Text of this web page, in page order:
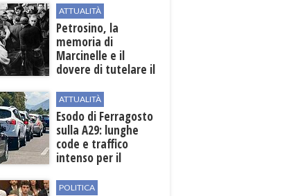
confronti di un
uomo del posto
ATTUALITÀ
Petrosino, la
memoria di
Marcinelle e il
dovere di tutelare il
ATTUALITÀ
Esodo di Ferragosto
sulla A29: lunghe
code e traffico
intenso per il
POLITICA